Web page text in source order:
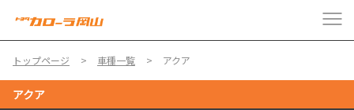
トップページ 車種一覧 アクア
アクア